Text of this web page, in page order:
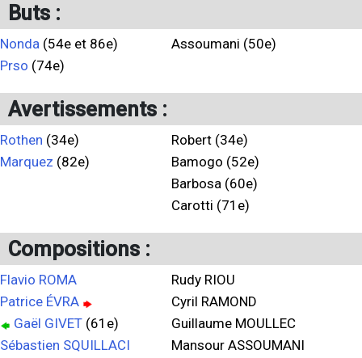
Buts :
Nonda (54e et 86e)
Prso (74e)
Assoumani (50e)
Avertissements :
Rothen (34e)
Marquez (82e)
Robert (34e)
Bamogo (52e)
Barbosa (60e)
Carotti (71e)
Compositions :
Flavio ROMA
Patrice ÉVRA
Gaël GIVET (61e)
Sébastien SQUILLACI
Rudy RIOU
Cyril RAMOND
Guillaume MOULLEC
Mansour ASSOUMANI